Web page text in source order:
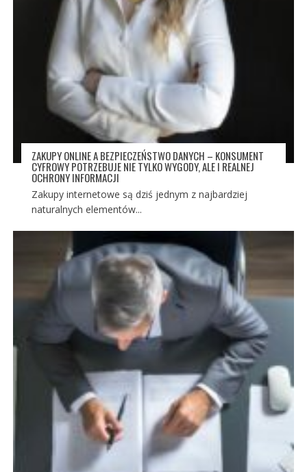
ZAKUPY ONLINE A BEZPIECZEŃSTWO DANYCH – KONSUMENT
CYFROWY POTRZEBUJE NIE TYLKO WYGODY, ALE I REALNEJ
OCHRONY INFORMACJI
Zakupy internetowe są dziś jednym z najbardziej
naturalnych elementów...